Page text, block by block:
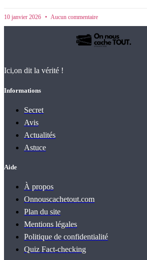
10 janvier 2026 Aucun commentaire
Ici,on dit la vérité !
Informations
Secret
Avis
Actualités
Astuce
Aide
À propos
Onnouscachetout.com
Plan du site
Mentions légales
Politique de confidentialité
Quiz Fact‑checking